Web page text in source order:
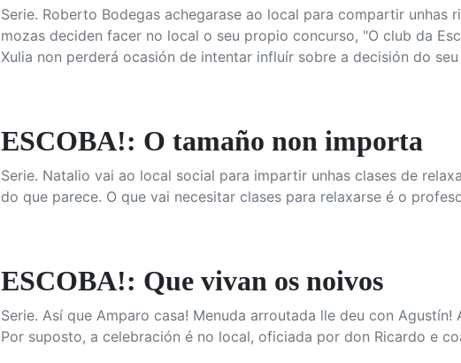
Serie. Roberto Bodegas achegarase ao local para compartir
mozas deciden facer no local o seu propio concurso, "O club da
Xulia non perderá ocasión de intentar influír sobre a decisión do
ESCOBA!: O tamaño non importa
Serie. Natalio vai ao local social para impartir unhas clases de
do que parece. O que vai necesitar clases para relaxarse é o
ESCOBA!: Que vivan os noivos
Serie. Así que Amparo casa! Menuda arroutada lle deu con
Por suposto, a celebración é no local, oficiada por don Ricardo e